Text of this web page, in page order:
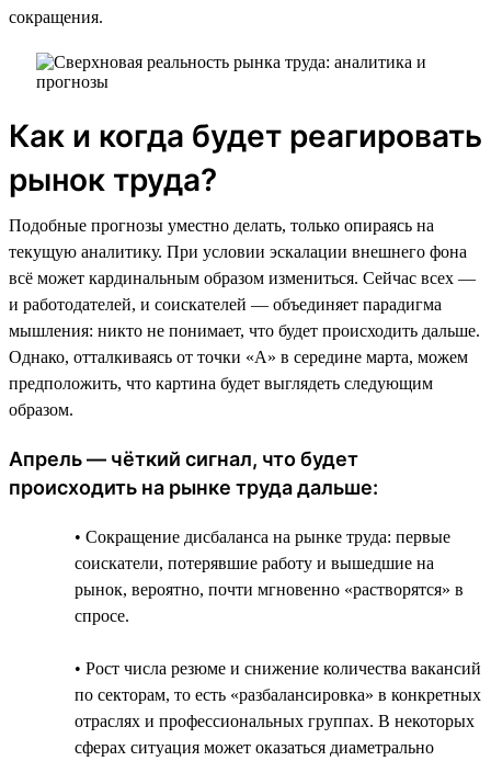
сокращения.
Как и когда будет реагировать
рынок труда?
Подобные прогнозы уместно делать, только опираясь на
текущую аналитику. При условии эскалации внешнего фона
всё может кардинальным образом измениться. Сейчас всех —
и работодателей, и соискателей — объединяет парадигма
мышления: никто не понимает, что будет происходить дальше.
Однако, отталкиваясь от точки «А» в середине марта, можем
предположить, что картина будет выглядеть следующим
образом.
Апрель — чёткий сигнал, что будет
происходить на рынке труда дальше:
• Сокращение дисбаланса на рынке труда: первые
соискатели, потерявшие работу и вышедшие на
рынок, вероятно, почти мгновенно «растворятся» в
спросе.
• Рост числа резюме и снижение количества вакансий
по секторам, то есть «разбалансировка» в конкретных
отраслях и профессиональных группах. В некоторых
сферах ситуация может оказаться диаметрально